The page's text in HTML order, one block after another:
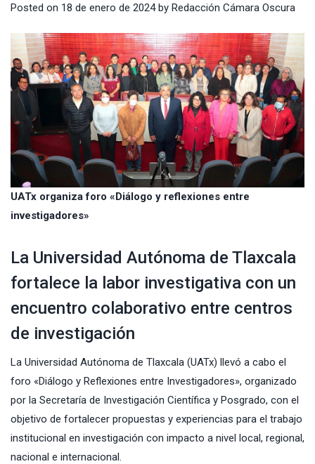
Posted on 18 de enero de 2024by Redacción Cámara Oscura
UATx organiza foro «Diálogo y reflexiones entre
investigadores»
La Universidad Autónoma de Tlaxcala
fortalece la labor investigativa con un
encuentro colaborativo entre centros
de investigación
La Universidad Autónoma de Tlaxcala (UATx) llevó a cabo el
foro «Diálogo y Reflexiones entre Investigadores», organizado
por la Secretaría de Investigación Científica y Posgrado, con el
objetivo de fortalecer propuestas y experiencias para el trabajo
institucional en investigación con impacto a nivel local, regional,
nacional e internacional.